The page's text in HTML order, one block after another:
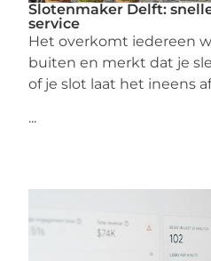
Slotenmaker Delft:
service
Het overkomt iedereen
buiten en merkt dat je
of je slot laat het ineens
...